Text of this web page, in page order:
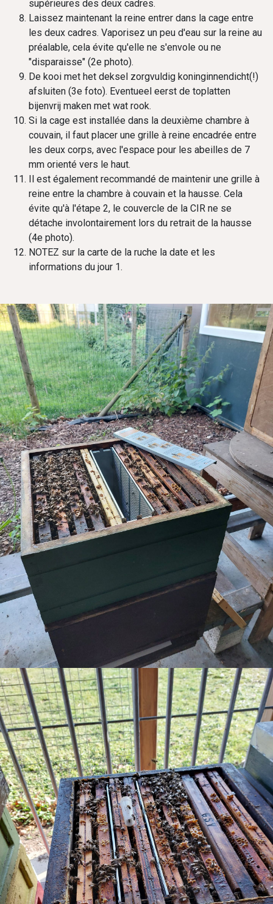
supérieures des deux cadres.
Laissez maintenant la reine entrer dans la cage entre
les deux cadres. Vaporisez un peu d'eau sur la reine au
préalable, cela évite qu'elle ne s'envole ou ne
"disparaisse" (2e photo).
De kooi met het deksel zorgvuldig koninginnendicht(!)
afsluiten (3e foto). Eventueel eerst de toplatten
bijenvrij maken met wat rook.
Si la cage est installée dans la deuxième chambre à
couvain, il faut placer une grille à reine encadrée entre
les deux corps, avec l'espace pour les abeilles de 7
mm orienté vers le haut.
Il est également recommandé de maintenir une grille à
reine entre la chambre à couvain et la hausse. Cela
évite qu'à l'étape 2, le couvercle de la CIR ne se
détache involontairement lors du retrait de la hausse
(4e photo).
NOTEZ sur la carte de la ruche la date et les
informations du jour 1.